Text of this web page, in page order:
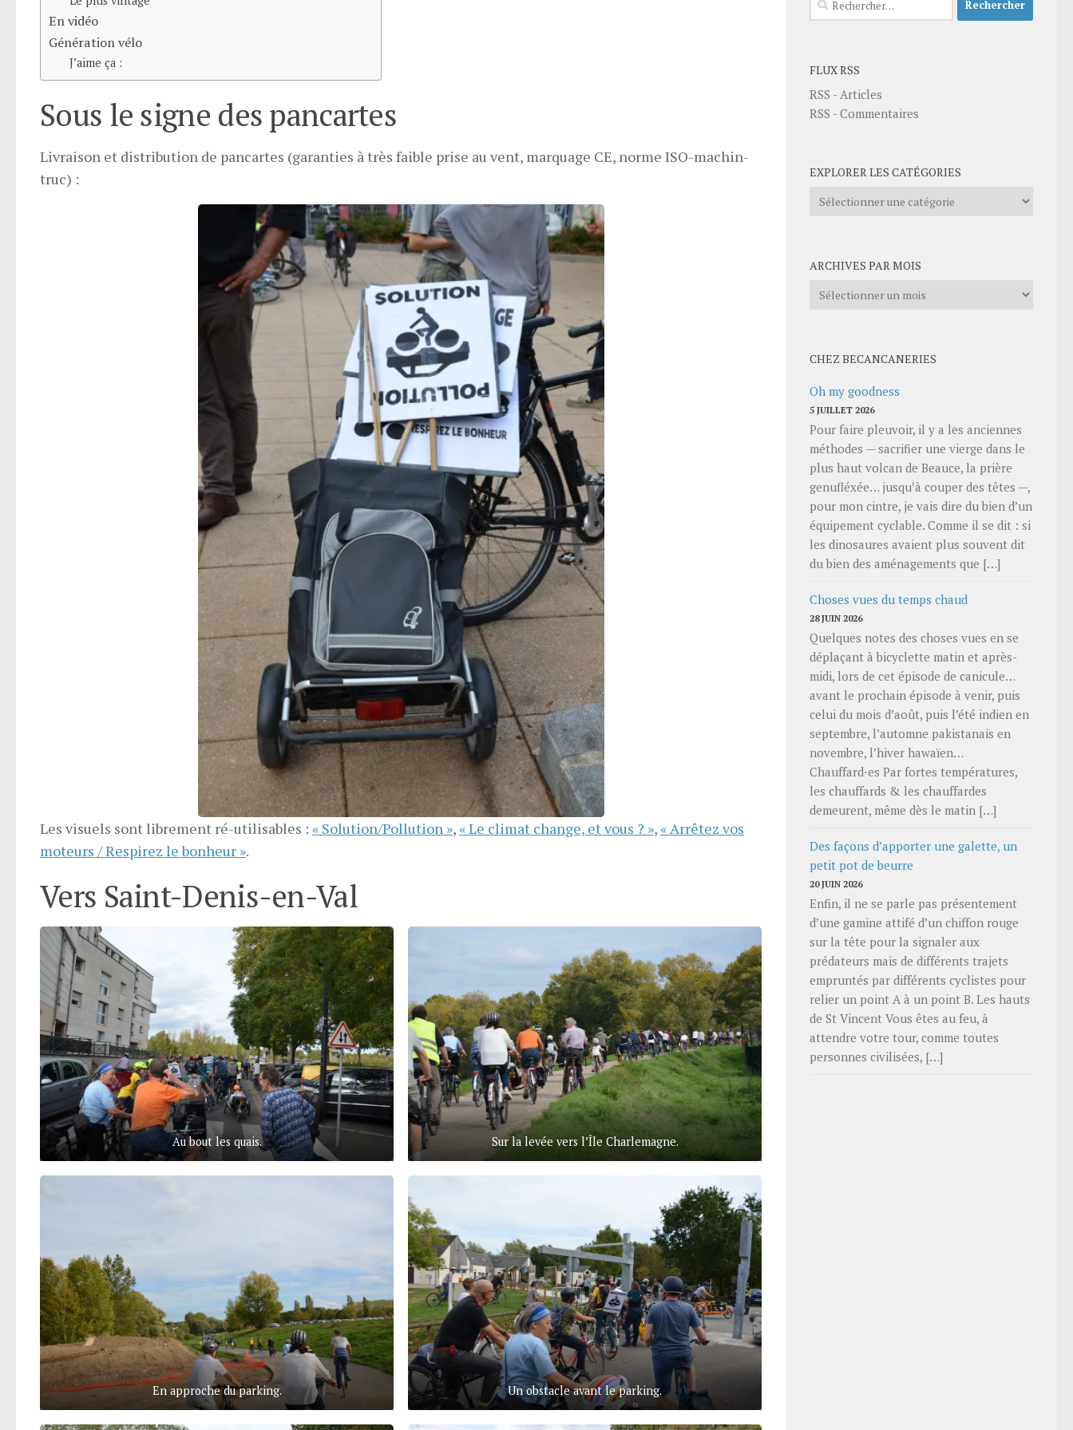
En vidéo
Génération vélo
J’aime ça :
Sous le signe des pancartes
Livraison et distribution de pancartes (garanties à très faible prise au vent, marquage CE, norme ISO-machin-
truc) :
Les visuels sont librement ré-utilisables : « Solution/Pollution »,« Le climat change, et vous ? »,« Arrêtez vos
moteurs / Respirez le bonheur ».
Vers Saint-Denis-en-Val
Au bout les quais. Sur la levée vers l’Île Charlemagne.
En approche du parking. Un obstacle avant le parking.
FLUX RSS
RSS - Articles
RSS - Commentaires
EXPLORER LES CATÉGORIES
Explorer
ARCHIVES PAR MOIS
Archives
CHEZ BECANCANERIES
Oh my goodness
5 JUILLET 2026
Pour faire pleuvoir, il y a les anciennes
méthodes — sacrifier une vierge dans le
plus haut volcan de Beauce, la prière
genufléxée… jusqu’à couper des têtes —,
pour mon cintre, je vais dire du bien d’un
équipement cyclable. Comme il se dit : si
les dinosaures avaient plus souvent dit
du bien des aménagements que […]
Choses vues du temps chaud
28 JUIN 2026
Quelques notes des choses vues en se
déplaçant à bicyclette matin et après-
midi, lors de cet épisode de canicule…
avant le prochain épisode à venir, puis
celui du mois d’août, puis l’été indien en
septembre, l’automne pakistanais en
novembre, l’hiver hawaïen…
Chauffard⋅es Par fortes températures,
les chauffards & les chauffardes
demeurent, même dès le matin […]
Des façons d’apporter une galette, un
petit pot de beurre
20 JUIN 2026
Enfin, il ne se parle pas présentement
d’une gamine attifé d’un chiffon rouge
sur la tête pour la signaler aux
prédateurs mais de différents trajets
empruntés par différents cyclistes pour
relier un point A à un point B. Les hauts
de St Vincent Vous êtes au feu, à
attendre votre tour, comme toutes
personnes civilisées, […]